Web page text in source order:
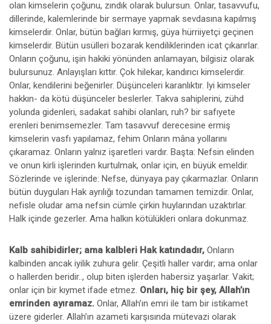
olan kimselerin çoğunu, zındık olarak bulursun. Onlar, tasavvufu,
dillerinde, kalemlerinde bir sermaye yapmak sevdasına kapılmış
kimselerdir. Onlar, bütün bağları kırmış, güya hürriiyetçi geçinen
kimselerdir. Bütün usülleri bozarak kendiliklerinden icat çıkarırlar.
Onların çoğunu, işin hakiki yönünden anlamayan, bilgisiz olarak
bulursunuz. Anlayışları kıttır. Çok hilekar, kandırıcı kimselerdir.
Onlar, kendilerini beğenirler. Düşünceleri karanlıktır. Iyi kimseler
hakkın- da kötü düşünceler beslerler. Takva sahiplerini, zühd
yolunda gidenleri, sadakat sahibi olanları, ruh? bir safıyete
erenleri benimsemezler. Tam tasavvuf derecesine ermiş
kimselerin vasfı yapılamaz, fehim Onların mâna yollarını
çıkaramaz. Onların yalnız işaretleri vardır. Başta: Nefsin elinden
ve onun kirli işlerinden kurtulmak, onlar için, en büyük emeldir.
Sözlerinde ve işlerinde: Nefse, dünyaya pay çıkarmazlar. Onların
bütün duyguları Hak ayrılığı tozundan tamamen temizdir. Onlar,
nefisle oludar ama nefsin cümle çirkin huylarından uzaktırlar.
Halk içinde gezerler. Ama halkın kötülükleri onlara dokunmaz.
KaIb sahibidirler; ama kalbleri Hak katındadır, Onların
kalbinden ancak iyilik zuhura gelir. Çeşitli haller vardır; ama onlar
o hallerden beridir.., olup biten işlerden habersiz yaşarlar. Vakit;
onlar için bir kıymet ifade etmez. Onları, hiç bir şey, Allah’ın
emrinden ayıramaz. Onlar, Allah’ın emri ile tam bir istikamet
üzere giderler. Allah’ın azameti karşısında mütevazi olarak